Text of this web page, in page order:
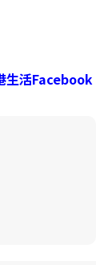
生活Facebook